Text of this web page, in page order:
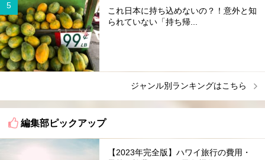
これ日本に持ち込めないの？！意外と知
られていない「持ち帰...
ジャンル別ランキングはこちら
編集部ピックアップ
【2023年完全版】ハワイ旅行の費用・